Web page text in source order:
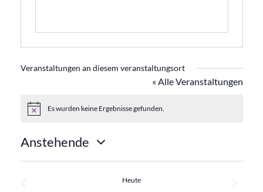
Veranstaltungen an diesem veranstaltungsort
« Alle Veranstaltungen
HinweisEs wurden keine Ergebnisse gefunden.
Anstehende
Heute